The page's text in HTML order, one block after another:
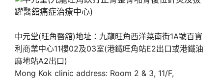
中元堂(旺角醫舘)地址：九龍旺角西洋菜南街1A號百寶
利商業中心11樓02及03室(港鐵旺角站E2出口或港鐵油
麻地站A2出口)
Mong Kok clinic address: Room 2 & 3, 11/F,